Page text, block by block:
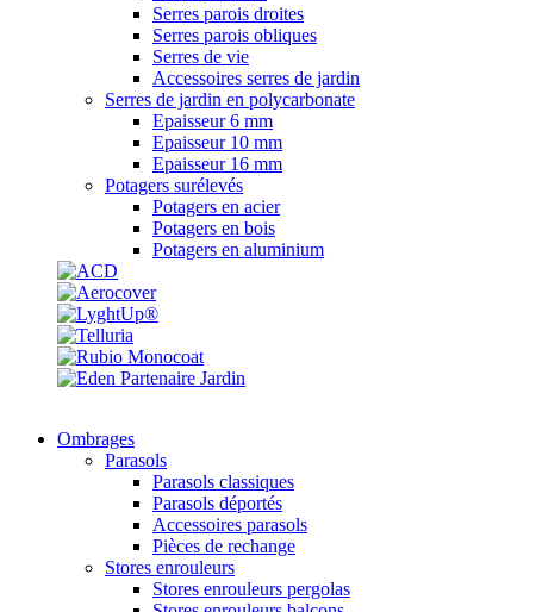
Serres parois droites
Serres parois obliques
Serres de vie
Accessoires serres de jardin
Serres de jardin en polycarbonate
Epaisseur 6 mm
Epaisseur 10 mm
Epaisseur 16 mm
Potagers surélevés
Potagers en acier
Potagers en bois
Potagers en aluminium
Ombrages
Parasols
Parasols classiques
Parasols déportés
Accessoires parasols
Pièces de rechange
Stores enrouleurs
Stores enrouleurs pergolas